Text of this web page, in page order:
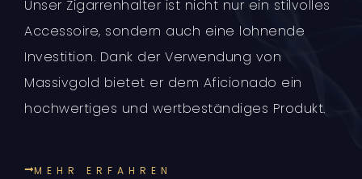
Unser Zigarrenhalter ist nicht nur ein stilvolles
Accessoire, sondern auch eine lohnende
Investition. Dank der Verwendung von
Massivgold bietet er dem Aficionado ein
hochwertiges und wertbeständiges Produkt.
MEHR ERFAHREN